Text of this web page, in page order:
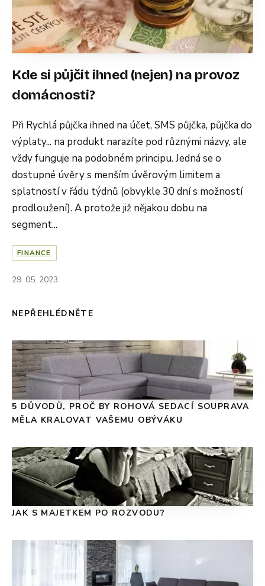
Kde si půjčit ihned (nejen) na provoz
domácnosti?
Při Rychlá půjčka ihned na účet, SMS půjčka, půjčka do
výplaty... na produkt narazíte pod různými názvy, ale
vždy funguje na podobném principu. Jedná se o
dostupné úvěry s menším úvěrovým limitem a
splatností v řádu týdnů (obvykle 30 dní s možností
prodloužení). A protože již nějakou dobu na
segment...
FINANCE
29. 05. 2023
NEPŘEHLÉDNĚTE
5 DŮVODŮ, PROČ BY ROHOVÁ SEDACÍ SOUPRAVA
MĚLA KRALOVAT VAŠEMU OBÝVÁKU
JAK S MAJETKEM PO ROZVODU?